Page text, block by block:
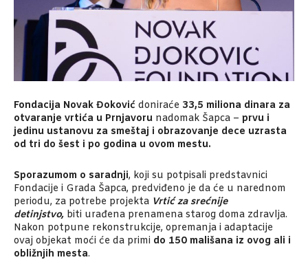
Fondacija Novak Đoković doniraće 33,5 miliona dinara za
otvaranje vrtića u Prnjavoru nadomak Šapca – prvu i
jedinu ustanovu za smeštaj i obrazovanje dece uzrasta
od tri do šest i po godina u ovom mestu.
Sporazumom o saradnji, koji su potpisali predstavnici
Fondacije i Grada Šapca, predviđeno je da će u narednom
periodu, za potrebe projekta Vrtić za srećnije
detinjstvo, biti urađena prenamena starog doma zdravlja.
Nakon potpune rekonstrukcije, opremanja i adaptacije
ovaj objekat moći će da primi do 150 mališana iz ovog ali i
obližnjih mesta.